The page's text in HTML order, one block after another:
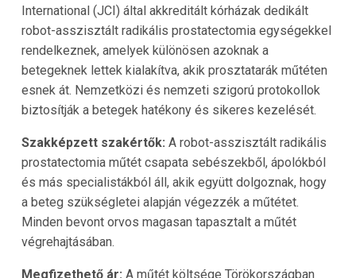
International (JCI) által akkreditált kórházak dedikált
robot-asszisztált radikális prostatectomia egységekkel
rendelkeznek, amelyek különösen azoknak a
betegeknek lettek kialakítva, akik prosztatarák műtéten
esnek át. Nemzetközi és nemzeti szigorú protokollok
biztosítják a betegek hatékony és sikeres kezelését.
Szakképzett szakértők: A robot-asszisztált radikális
prostatectomia műtét csapata sebészekből, ápolókból
és más specialistákból áll, akik együtt dolgoznak, hogy
a beteg szükségletei alapján végezzék a műtétet.
Minden bevont orvos magasan tapasztalt a műtét
végrehajtásában.
Megfizethető ár: A műtét költsége Törökországban